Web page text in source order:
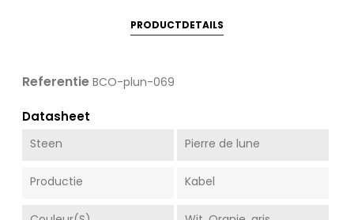
PRODUCTDETAILS
Referentie BCO-plun-069
Datasheet
Steen Pierre de lune
Productie Kabel